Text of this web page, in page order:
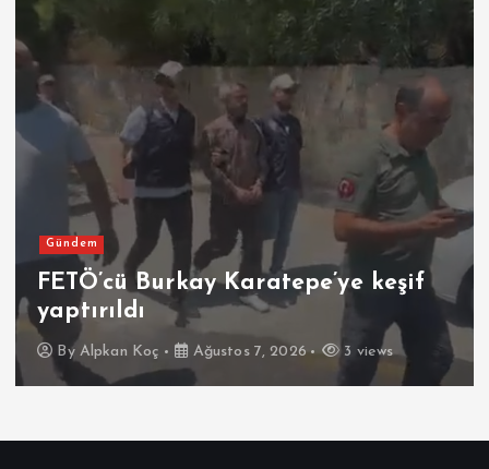
Son Dakika
İran, ABD ve İsrail’e ait silah
kalıntılarını sergiledi
By Alpkan Koç Ağustos 7, 2026 3 views